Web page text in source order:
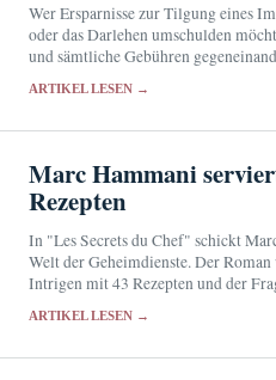
Wer Ersparnisse zur Tilgung eines
oder das Darlehen umschulden
und sämtliche Gebühren
ARTIKEL LESEN →
Marc Hammani
Rezepten
In "Les Secrets du Chef" schickt
Welt der Geheimdienste. Der
Intrigen mit 43 Rezepten und der
ARTIKEL LESEN →